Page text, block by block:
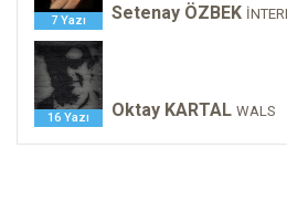
7 Yazı Setenay ÖZBEK
16 Yazı Oktay KARTAL WALS